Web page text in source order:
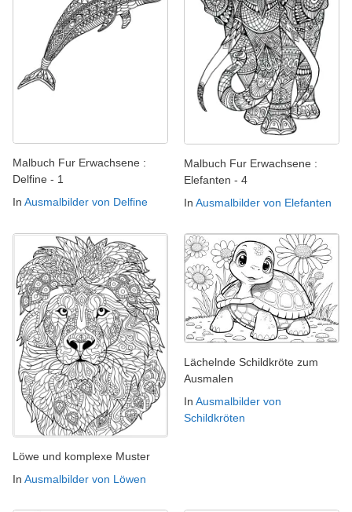
Malbuch Fur Erwachsene :
Delfine - 1
In Ausmalbilder von Delfine
Malbuch Fur Erwachsene :
Elefanten - 4
In Ausmalbilder von Elefanten
Löwe und komplexe Muster
In Ausmalbilder von Löwen
Lächelnde Schildkröte zum
Ausmalen
In Ausmalbilder von
Schildkröten